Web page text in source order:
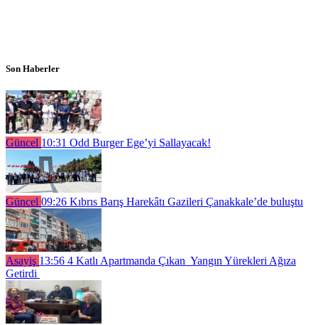
Son Haberler
Güncel 10:31 Odd Burger Ege’yi Sallayacak!
Güncel 09:26 Kıbrıs Barış Harekâtı Gazileri Çanakkale’de buluştu
Asayiş 13:56 4 Katlı Apartmanda Çıkan Yangın Yürekleri Ağıza
Getirdi